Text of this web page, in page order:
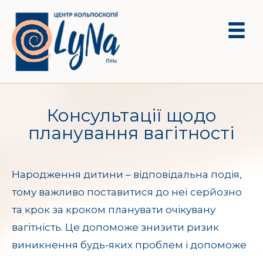
Консультації щодо
планування вагітності
Народження дитини – відповідальна подія,
тому важливо поставитися до неї серйозно
та крок за кроком планувати очікувану
вагітність. Це допоможе знизити ризик
виникнення будь-яких проблем і допоможе